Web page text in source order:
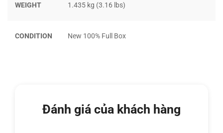
Nói riêng về touchpad, một trong những thành phần được
WEIGHT 1.435 kg (3.16 lbs)
CONDITION New 100% Full Box
Đánh giá của khách hàng